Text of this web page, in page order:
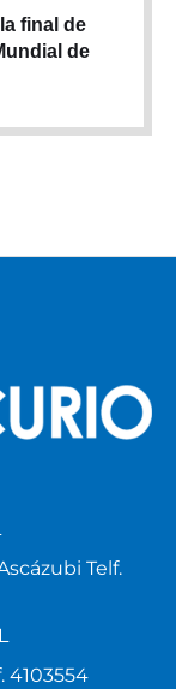
final de
de
Telf.
4103554